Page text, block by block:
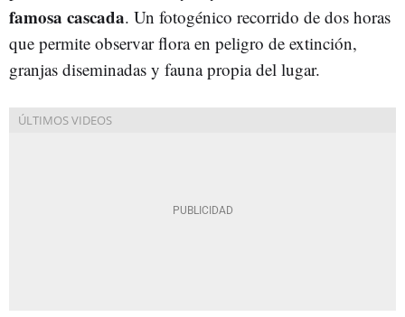
famosa cascada. Un fotogénico recorrido de dos horas
que permite observar flora en peligro de extinción,
granjas diseminadas y fauna propia del lugar.